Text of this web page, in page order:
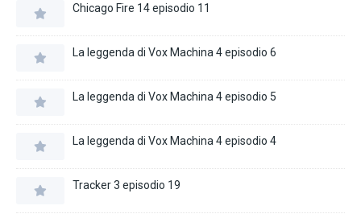
Chicago Fire 14 episodio 11
La leggenda di Vox Machina 4 episodio 6
La leggenda di Vox Machina 4 episodio 5
La leggenda di Vox Machina 4 episodio 4
Tracker 3 episodio 19